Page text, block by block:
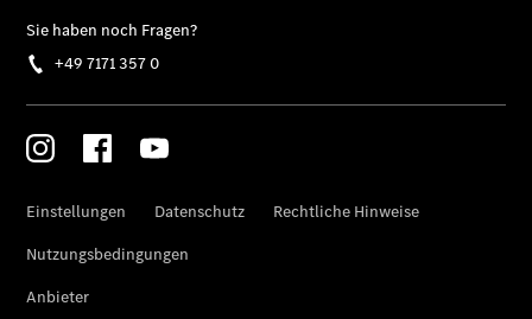
Limousine -
Limousine
Lang
Maybach S-